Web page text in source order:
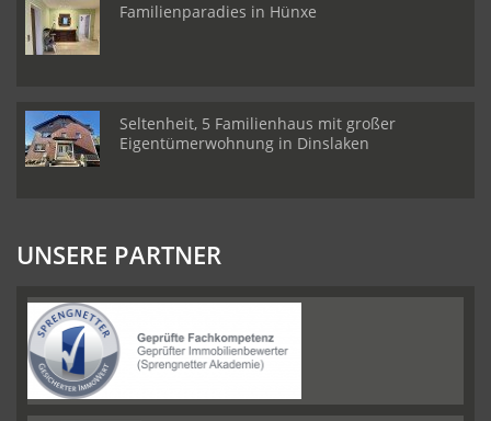
Familienparadies in Hünxe
Seltenheit, 5 Familienhaus mit großer
Eigentümerwohnung in Dinslaken
UNSERE PARTNER